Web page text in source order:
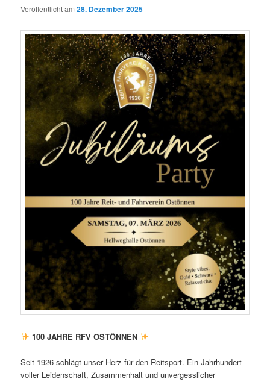
Veröffentlicht am28. Dezember 2025
100 JAHRE RFV OSTÖNNEN
Seit 1926 schlägt unser Herz für den Reitsport. Ein Jahrhundert
voller Leidenschaft, Zusammenhalt und unvergesslicher